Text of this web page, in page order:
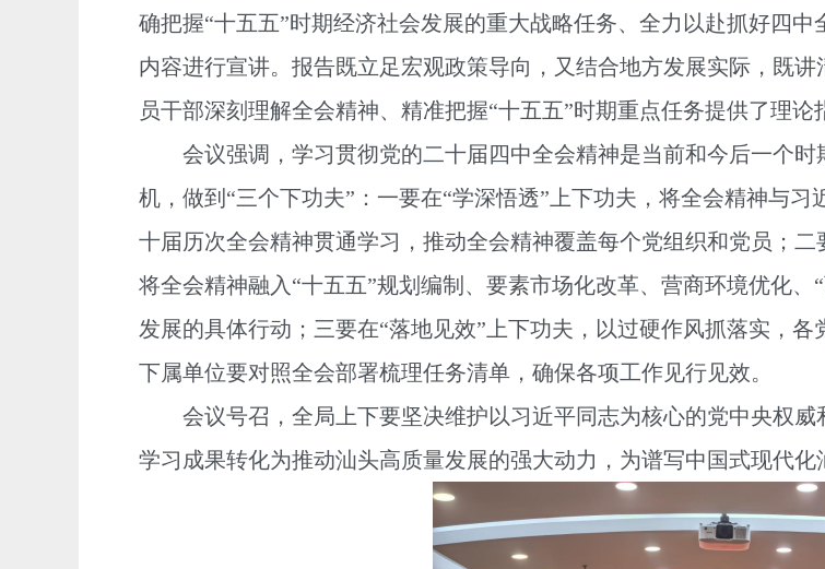
确把握“十五五”时期经济社会发展的重大战略任务、全力以赴抓好四
内容进行宣讲。报告既立足宏观政策导向，又结合地方发展实际，既讲
员干部深刻理解全会精神、精准把握“十五五”时期重点任务提供了理论
会议强调，学习贯彻党的二十届四中全会精神是当前和今后一个时
机，做到“三个下功夫”：一要在“学深悟透”上下功夫，将全会精神与
十届历次全会精神贯通学习，推动全会精神覆盖每个党组织和党员；二
将全会精神融入“十五五”规划编制、要素市场化改革、营商环境优化
发展的具体行动；三要在“落地见效”上下功夫，以过硬作风抓落实，各
下属单位要对照全会部署梳理任务清单，确保各项工作见行见效。
会议号召，全局上下要坚决维护以习近平同志为核心的党中央权威
学习成果转化为推动汕头高质量发展的强大动力，为谱写中国式现代化